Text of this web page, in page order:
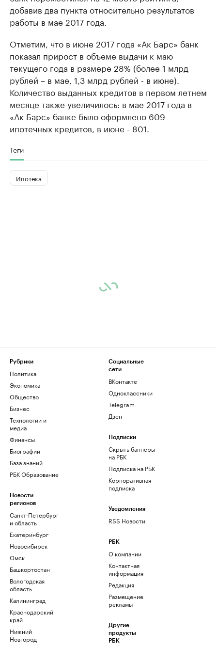
добавив два пункта относительно результатов
работы в мае 2017 года.
Отметим, что в июне 2017 года «Ак Барс» банк
показал прирост в объеме выдачи к маю
текущего года в размере 28% (более 1 млрд
рублей – в мае, 1,3 млрд рублей - в июне).
Количество выданных кредитов в первом летнем
месяце также увеличилось: в мае 2017 года в
«Ак Барс» банке было оформлено 609
ипотечных кредитов, в июне - 801.
Теги
Ипотека
Рубрики
Политика
Экономика
Общество
Бизнес
Технологии и
медиа
Финансы
Биографии
База знаний
РБК Образование
Новости
регионов
Санкт-Петербург
и область
Екатеринбург
Новосибирск
Омск
Башкортостан
Вологодская
область
Калининград
Краснодарский
край
Нижний
Новгород
Социальные
сети
ВКонтакте
Одноклассники
Telegram
Дзен
Подписки
Скрыть баннеры
на РБК
Подписка на РБК
Корпоративная
подписка
Уведомления
RSS Новости
РБК
О компании
Контактная
информация
Редакция
Размещение
рекламы
Другие
продукты
РБК